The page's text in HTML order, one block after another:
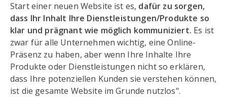
Start einer neuen Website ist es, dafür zu sorgen,
dass Ihr Inhalt Ihre Dienstleistungen/Produkte so
klar und prägnant wie möglich kommuniziert. Es ist
zwar für alle Unternehmen wichtig, eine Online-
Präsenz zu haben, aber wenn Ihre Inhalte Ihre
Produkte oder Dienstleistungen nicht so erklären,
dass Ihre potenziellen Kunden sie verstehen können,
ist die gesamte Website im Grunde nutzlos".